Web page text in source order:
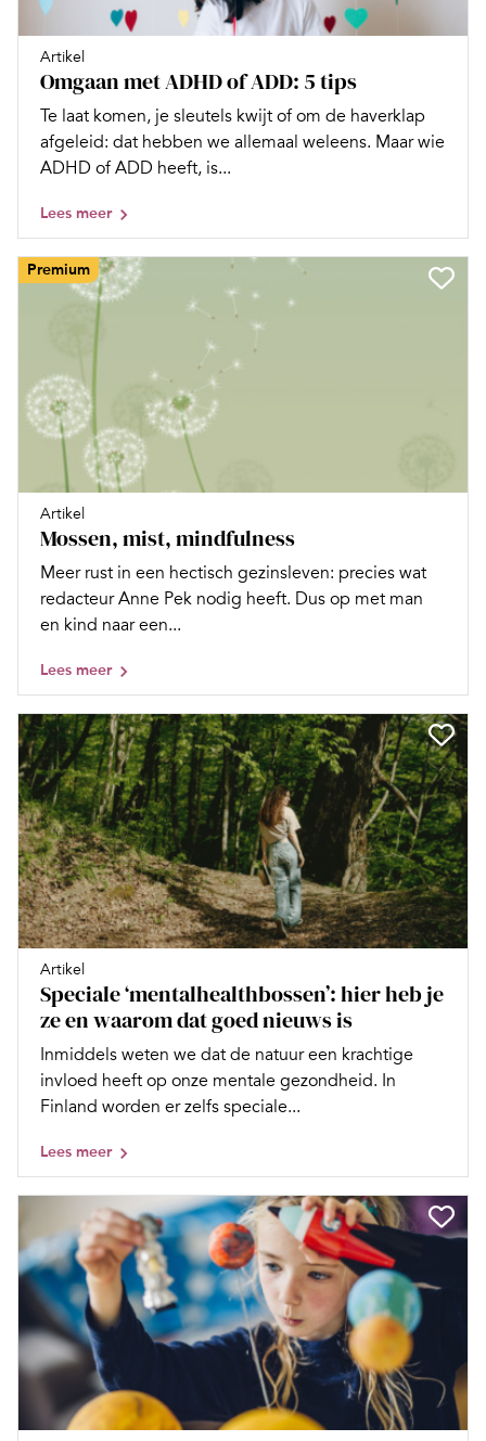
Artikel
Omgaan met ADHD of ADD: 5 tips
Te laat komen, je sleutels kwijt of om de haverklap
afgeleid: dat hebben we allemaal weleens. Maar wie
ADHD of ADD heeft, is...
Lees meer
Premium
Artikel
Mossen, mist, mindfulness
Meer rust in een hectisch gezinsleven: precies wat
redacteur Anne Pek nodig heeft. Dus op met man
en kind naar een...
Lees meer
Artikel
Speciale ‘mentalhealthbossen’: hier heb je
ze en waarom dat goed nieuws is
Inmiddels weten we dat de natuur een krachtige
invloed heeft op onze mentale gezondheid. In
Finland worden er zelfs speciale...
Lees meer